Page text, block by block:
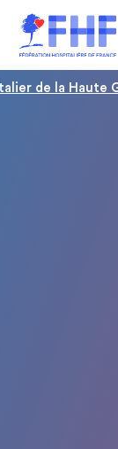
de la Haute
des cookies